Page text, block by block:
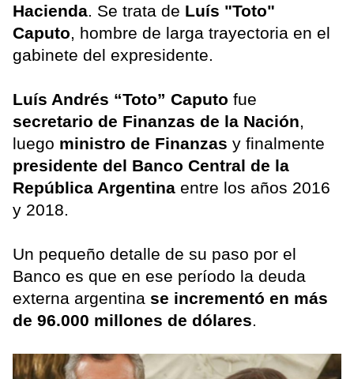
Hacienda. Se trata de Luís "Toto"
Caputo, hombre de larga trayectoria en el
gabinete del expresidente.
Luís Andrés “Toto” Caputo fue
secretario de Finanzas de la Nación,
luego ministro de Finanzas y finalmente
presidente del Banco Central de la
República Argentina entre los años 2016
y 2018.
Un pequeño detalle de su paso por el
Banco es que en ese período la deuda
externa argentina se incrementó en más
de 96.000 millones de dólares.